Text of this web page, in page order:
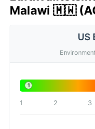
Malawi 🇲🇼
US
1
1 2 3